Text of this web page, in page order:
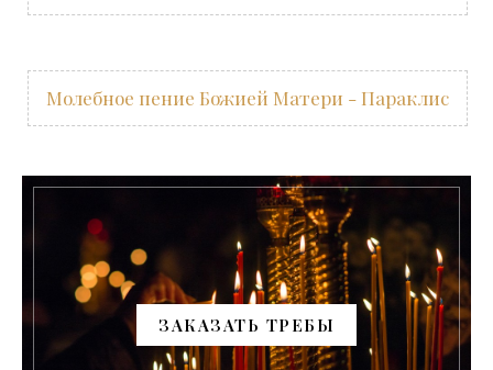
Молебное пение Божией Матери - Параклис
ЗАКАЗАТЬ ТРЕБЫ